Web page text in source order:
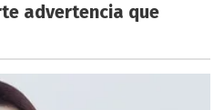
advertencia que